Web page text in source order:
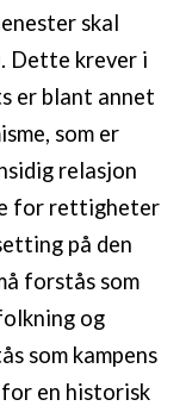
skal
Dette krever i
er blant annet
som er
relasjon
for rettigheter
på den
forstås som
og
som kampens
en historisk